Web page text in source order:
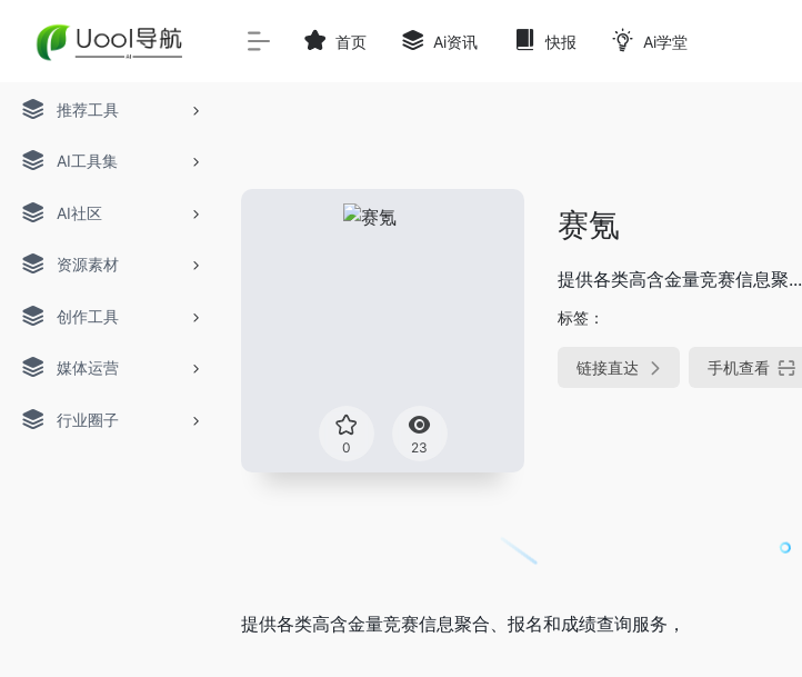
推荐工具
AI工具集
AI社区
资源素材
创作工具
媒体运营
行业圈子
首页 Ai资讯 快报 Ai学堂
0 23
赛氪
提供各类高含金量竞赛信息聚...
标签：
链接直达 手机查看
提供各类高含金量竞赛信息聚合、报名和成绩查询服务，